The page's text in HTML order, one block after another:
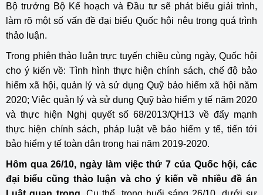
Bộ trưởng Bộ Kế hoạch và Đầu tư sẽ phát biểu giải trình,
làm rõ một số vấn đề đại biểu Quốc hội nêu trong quá trình
thảo luận.
Trong phiên thảo luận trực tuyến chiều cùng ngày, Quốc hội
cho ý kiến về: Tình hình thực hiện chính sách, chế độ bảo
hiểm xã hội, quản lý và sử dụng Quỹ bảo hiểm xã hội năm
2020; Việc quản lý và sử dụng Quỹ bảo hiểm y tế năm 2020
và thực hiện Nghị quyết số 68/2013/QH13 về đẩy mạnh
thực hiện chính sách, pháp luật về bảo hiểm y tế, tiến tới
bảo hiểm y tế toàn dân trong hai năm 2019-2020.
Hôm qua 26/10, ngày làm việc thứ 7 của Quốc hội, các
đại biểu cũng thảo luận và cho ý kiến về nhiều đề án